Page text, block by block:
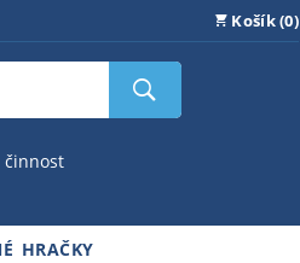
Košík (0)
činnost
HRAČKY